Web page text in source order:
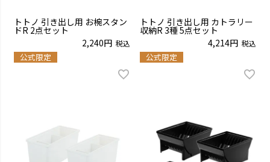
トトノ 引き出し用 お椀スタン
ドR 2点セット
2,240
税込
公式限定
トトノ 引き出し用 カトラリー
収納R 3種 5点セット
4,214
税込
公式限定